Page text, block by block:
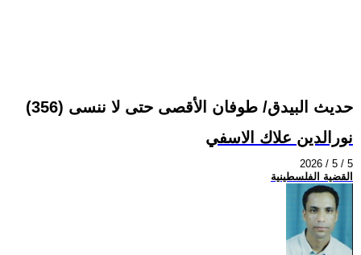
حديث البيدق/ طوفان الأقصى حتى لا ننسى (356)
نورالدين علاك الاسفي
2026 / 5 / 5
القضية الفلسطينية